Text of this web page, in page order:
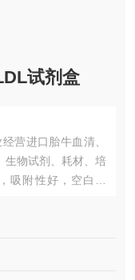
试剂盒​
营进口胎牛血清、
生物试剂、耗材、培
吸附性好，空白值
现货供应和产品质